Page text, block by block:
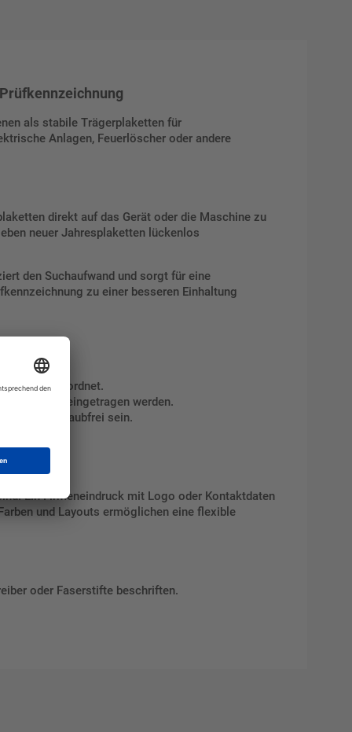
als stabile Trägerplaketten für
Anlagen, Feuerlöscher oder andere
direkt auf das Gerät oder die Maschine zu
neuer Jahresplaketten lückenlos
den Suchaufwand und sorgt für eine
zu einer besseren Einhaltung
und geordnet.
eingetragen werden.
fett- und staubfrei sein.
Ein Firmeneindruck mit Logo oder Kontaktdaten
und Layouts ermöglichen eine flexible
oder Faserstifte beschriften.